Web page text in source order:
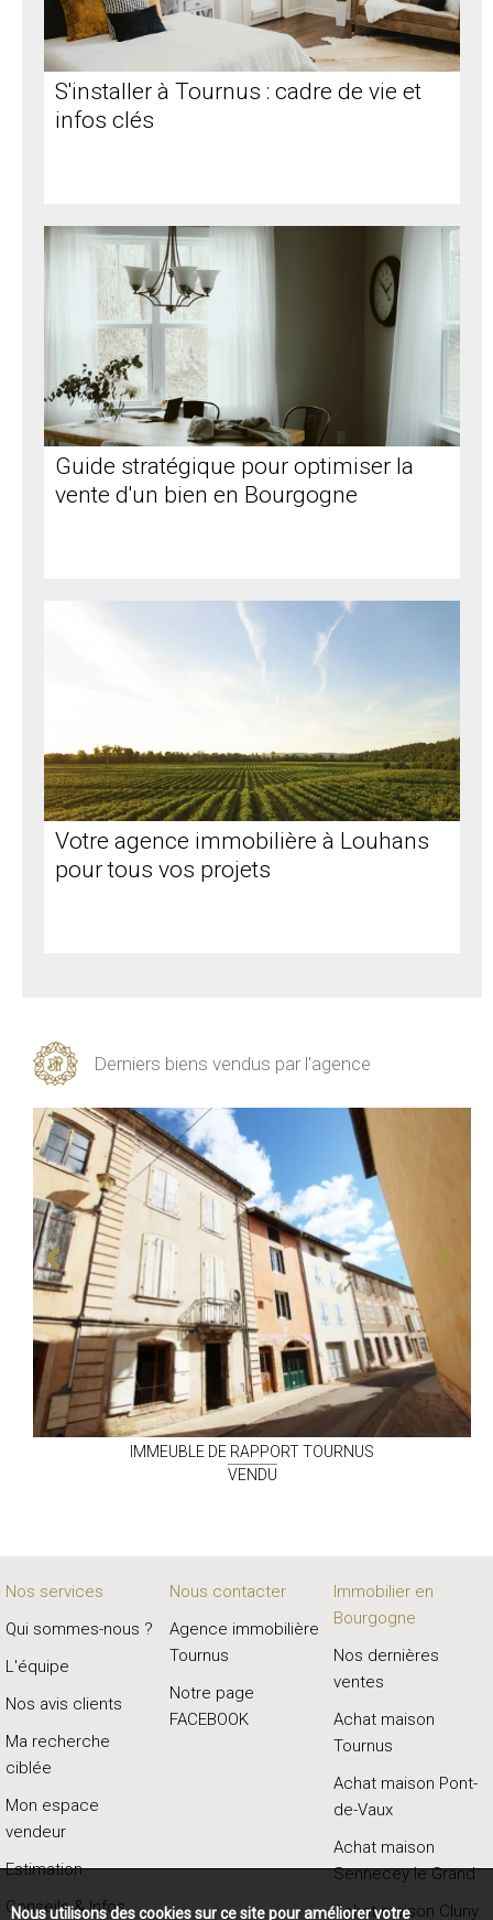
S'installer à Tournus : cadre de vie et
infos clés
Guide stratégique pour optimiser la
vente d'un bien en Bourgogne
Votre agence immobilière à Louhans
pour tous vos projets
Derniers biens vendus par l'agence
IMMEUBLE DE RAPPORTTOURNUS
VENDU
Nos services
Qui sommes-nous ?
L'équipe
Nos avis clients
Ma recherche
ciblée
Mon espace
vendeur
Estimation
Conseils & Infos
Nous contacter
Agence immobilière
Tournus
Notre page
FACEBOOK
Immobilier en
Bourgogne
Nos dernières
ventes
Achat maison
Tournus
Achat maison Pont-
de-Vaux
Achat maison
Sennecey le Grand
Achat maison Cluny
Nous utilisons des cookies sur ce site pour améliorer votre